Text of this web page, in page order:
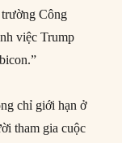
Công
việc Trump
chỉ giới hạn ở
tham gia cuộc